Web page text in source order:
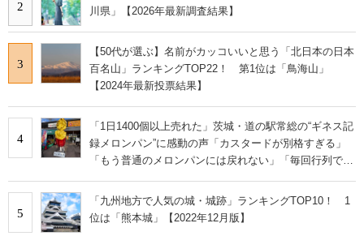
2
川県」【2026年最新調査結果】
3
【50代が選ぶ】名前がカッコいいと思う「北日本の日本
百名山」ランキングTOP22！ 第1位は「鳥海山」
【2024年最新投票結果】
4
「1日1400個以上売れた」茨城・道の駅常総の“ギネス記
録メロンパン”に感動の声「カスタードが別格すぎる」
「もう普通のメロンパンには戻れない」「毎回行列で購
5
「九州地方で人気の城・城跡」ランキングTOP10！ 1
位は「熊本城」【2022年12月版】